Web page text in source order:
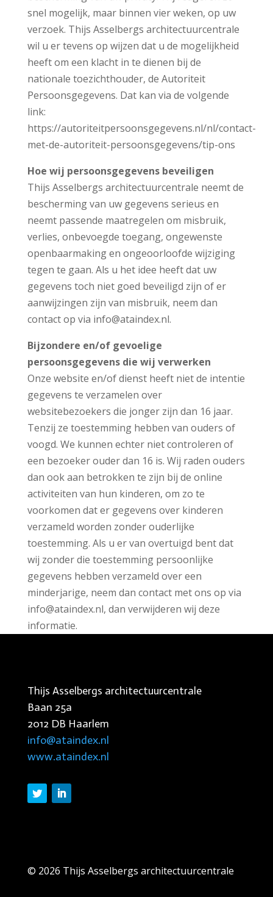
snel mogelijk, maar binnen vier weken, op uw
verzoek. Thijs Asselbergs architectuurcentrale
wil u er tevens op wijzen dat u de mogelijkheid
heeft om een klacht in te dienen bij de
nationale toezichthouder, de Autoriteit
Persoonsgegevens. Dat kan via de volgende
link:
https://autoriteitpersoonsgegevens.nl/nl/contact-
met-de-autoriteit-persoonsgegevens/tip-ons
Hoe wij persoonsgegevens beveiligen
Thijs Asselbergs architectuurcentrale neemt de
bescherming van uw gegevens serieus en
neemt passende maatregelen om misbruik,
verlies, onbevoegde toegang, ongewenste
openbaarmaking en ongeoorloofde wijziging
tegen te gaan. Als u het idee heeft dat uw
gegevens toch niet goed beveiligd zijn of er
aanwijzingen zijn van misbruik, neem dan
contact op via info@ataindex.nl.
Bijzondere en/of gevoelige
persoonsgegevens die wij verwerken
Onze website en/of dienst heeft niet de intentie
gegevens te verzamelen over
websitebezoekers die jonger zijn dan 16 jaar.
Tenzij ze toestemming hebben van ouders of
voogd. We kunnen echter niet controleren of
een bezoeker ouder dan 16 is. Wij raden ouders
dan ook aan betrokken te zijn bij de online
activiteiten van hun kinderen, om zo te
voorkomen dat er gegevens over kinderen
verzameld worden zonder ouderlijke
toestemming. Als u er van overtuigd bent dat
wij zonder die toestemming persoonlijke
gegevens hebben verzameld over een
minderjarige, neem dan contact met ons op via
info@ataindex.nl, dan verwijderen wij deze
informatie.
Thijs Asselbergs architectuurcentrale
Baan 25a
2012 DB Haarlem
info@ataindex.nl
www.ataindex.nl
© 2026 Thijs Asselbergs architectuurcentrale